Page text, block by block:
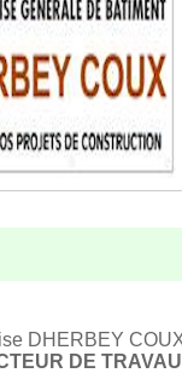
DHERBEY
DE